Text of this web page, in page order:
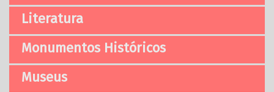
Literatura
Monumentos Históricos
Museus